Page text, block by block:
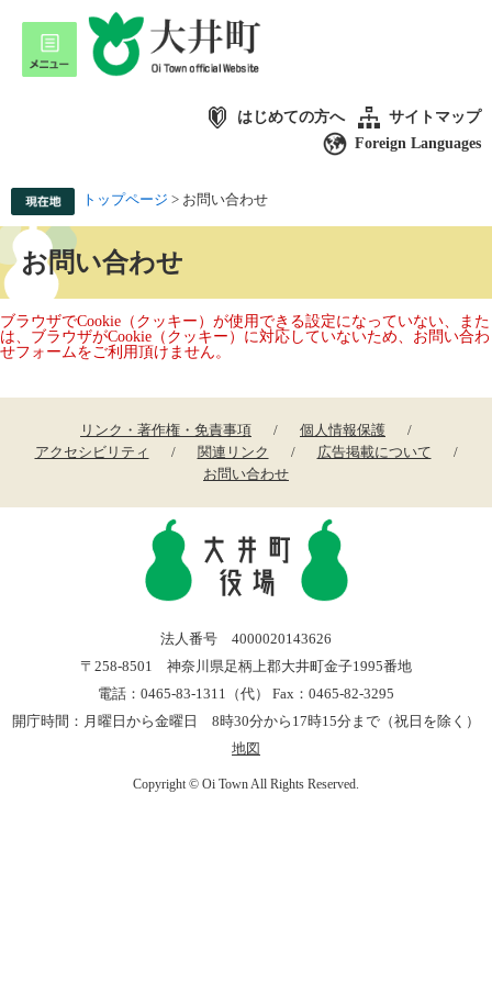
はじめての方へ
サイトマップ
Foreign Languages
トップページ > お問い合わせ
お問い合わせ
ブラウザでCookie（クッキー）が使用できる設定になっていない、また
は、ブラウザがCookie（クッキー）に対応していないため、お問い合わ
せフォームをご利用頂けません。
リンク・著作権・免責事項
個人情報保護
アクセシビリティ
関連リンク
広告掲載について
お問い合わせ
法人番号 4000020143626
〒258-8501 神奈川県足柄上郡大井町金子1995番地
電話：0465-83-1311（代） Fax：0465-82-3295
開庁時間：月曜日から金曜日 8時30分から17時15分まで（祝日を除く）
地図
Copyright © Oi Town All Rights Reserved.